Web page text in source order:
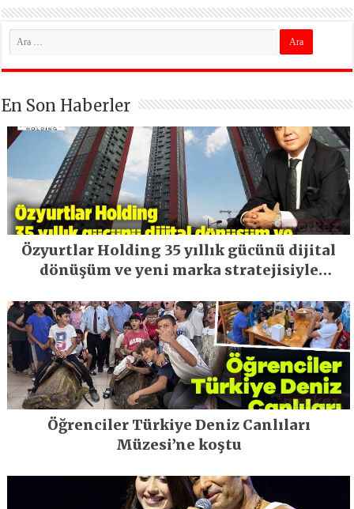
En Son Haberler
Özyurtlar Holding 35 yıllık gücünü dijital
dönüşüm ve yeni marka stratejisiyle
Öğrenciler Türkiye Deniz Canlıları
Müzesi’ne koştu